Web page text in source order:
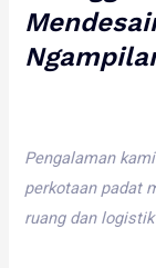
Pengalaman kami
perkotaan padat
ruang dan logistik